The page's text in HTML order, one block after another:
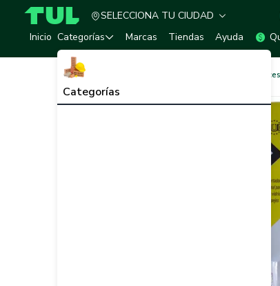
TUL - Tu Marketplace de Construcción
SELECCIONA TU CIUDAD
Inicio Categorías
Categorías
Marcas Tiendas Ayuda
Herramientas, Equipos y